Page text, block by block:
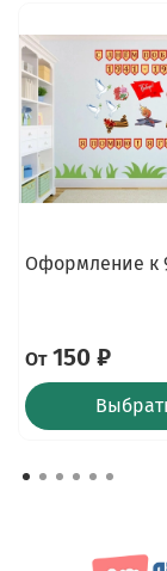
Оформление к
От150 ₽